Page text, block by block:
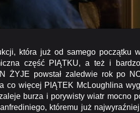
która już od samego początku
część PIĄTKU, a też i
ŻYJE powstał zaledwie rok po
co więcej PIĄTEK McLoughlina
burza i porywisty wiatr mocno
któremu już najwyraźniej